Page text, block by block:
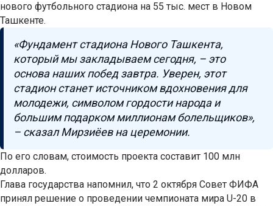
нового футбольного стадиона на 55 тыс. мест в Новом
Ташкенте.
«Фундамент стадиона Нового Ташкента,
который мы закладываем сегодня, – это
основа наших побед завтра. Уверен, этот
стадион станет источником вдохновения для
молодежи, символом гордости народа и
большим подарком миллионам болельщиков»,
– сказал Мирзиёев на церемонии.
По его словам, стоимость проекта составит 100 млн
долларов.
Глава государства напомнил, что 2 октября Совет ФИФА
принял решение о проведении чемпионата мира U-20 в